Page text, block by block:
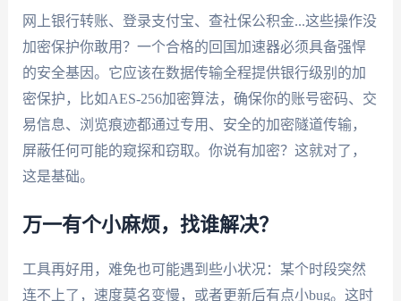
网上银行转账、登录支付宝、查社保公积金...这些操作没
加密保护你敢用？一个合格的回国加速器必须具备强悍
的安全基因。它应该在数据传输全程提供银行级别的加
密保护，比如AES-256加密算法，确保你的账号密码、交
易信息、浏览痕迹都通过专用、安全的加密隧道传输，
屏蔽任何可能的窥探和窃取。你说有加密？这就对了，
这是基础。
万一有个小麻烦，找谁解决？
工具再好用，难免也可能遇到些小状况：某个时段突然
连不上了，速度莫名变慢，或者更新后有点小bug。这时